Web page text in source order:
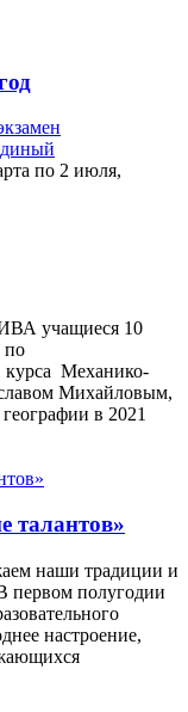
по 2 июля,
учащиеся 10
по
курса Механико-
Михайловым,
в 2021
талантов»
наши традиции и
первом полугодии
настроение,